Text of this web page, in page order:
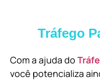
Tráfego
Com a ajuda do
você potencializa